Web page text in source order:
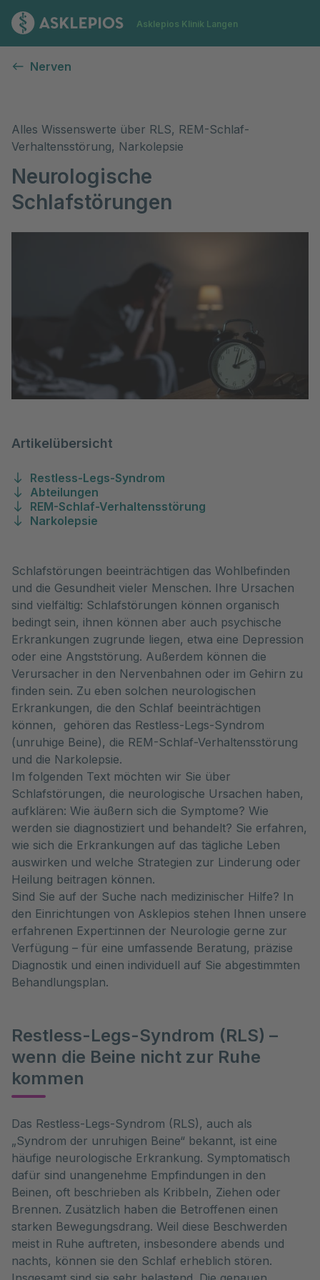
Zur Startseite
Asklepios Klinik Langen
Nerven
Alles Wissenswerte über RLS, REM-Schlaf-
Verhaltensstörung, Narkolepsie
Neurologische
Schlafstörungen
Artikelübersicht
Restless-Legs-Syndrom
Abteilungen
REM-Schlaf-Verhaltensstörung
Narkolepsie
Schlafstörungen beeinträchtigen das Wohlbefinden
und die Gesundheit vieler Menschen. Ihre Ursachen
sind vielfältig: Schlafstörungen können organisch
bedingt sein, ihnen können aber auch psychische
Erkrankungen zugrunde liegen, etwa eine Depression
oder eine Angststörung. Außerdem können die
Verursacher in den Nervenbahnen oder im Gehirn zu
finden sein. Zu eben solchen neurologischen
Erkrankungen, die den Schlaf beeinträchtigen
können, gehören das Restless-Legs-Syndrom
(unruhige Beine), die REM-Schlaf-Verhaltensstörung
und die Narkolepsie.
Im folgenden Text möchten wir Sie über
Schlafstörungen, die neurologische Ursachen haben,
aufklären: Wie äußern sich die Symptome? Wie
werden sie diagnostiziert und behandelt? Sie erfahren,
wie sich die Erkrankungen auf das tägliche Leben
auswirken und welche Strategien zur Linderung oder
Heilung beitragen können.
Sind Sie auf der Suche nach medizinischer Hilfe? In
den Einrichtungen von Asklepios stehen Ihnen unsere
erfahrenen Expert:innen der Neurologie gerne zur
Verfügung – für eine umfassende Beratung, präzise
Diagnostik und einen individuell auf Sie abgestimmten
Behandlungsplan.
Restless-Legs-Syndrom (RLS) –
wenn die Beine nicht zur Ruhe
kommen
Das Restless-Legs-Syndrom (RLS), auch als
„Syndrom der unruhigen Beine“ bekannt, ist eine
häufige neurologische Erkrankung. Symptomatisch
dafür sind unangenehme Empfindungen in den
Beinen, oft beschrieben als Kribbeln, Ziehen oder
Brennen. Zusätzlich haben die Betroffenen einen
starken Bewegungsdrang. Weil diese Beschwerden
meist in Ruhe auftreten, insbesondere abends und
nachts, können sie den Schlaf erheblich stören.